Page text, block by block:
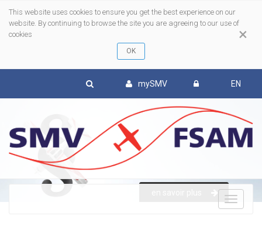
×
This website uses cookies to ensure you get the best experience on our
website. By continuing to browse the site you are agreeing to our use of
cookies
mySMV EN